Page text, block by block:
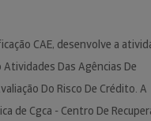
CAE, desenvolve a
Das Agências De
Do Risco De Crédito. A
de Cgca - Centro De